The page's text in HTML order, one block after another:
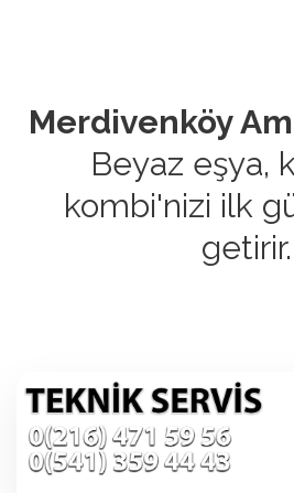
Merdivenköy
Beyaz eşya,
kombi'nizi ilk
getirir.